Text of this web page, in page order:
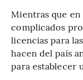
Mientras que en
complicados
licencias para
hacen del país
para establecer